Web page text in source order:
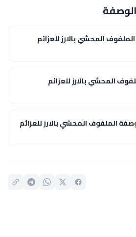
المحشي بالارز للعزائم
المحشي بالارز للعزائم
الملفوف المحشي بالارز للعزائم